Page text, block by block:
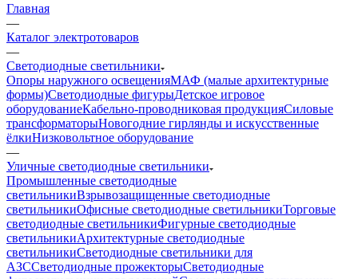
Главная
—
Каталог электротоваров
—
Светодиодные светильники
Опоры наружного освещенияМАФ (малые архитектурные
формы)Светодиодные фигурыДетское игровое
оборудованиеКабельно-проводниковая продукцияСиловые
трансформаторыНовогодние гирлянды и искусственные
ёлкиНизковольтное оборудование
—
Уличные светодиодные светильники
Промышленные светодиодные
светильникиВзрывозащищенные светодиодные
светильникиОфисные светодиодные светильникиТорговые
светодиодные светильникиФигурные светодиодные
светильникиАрхитектурные светодиодные
светильникиСветодиодные светильники для
АЗССветодиодные прожекторыСветодиодные